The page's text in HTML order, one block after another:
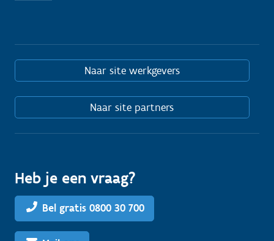
Naar site werkgevers
Naar site partners
Heb je een vraag?
Bel gratis 0800 30 700